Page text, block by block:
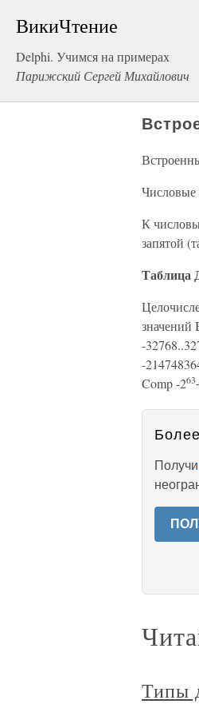
ВикиЧтение
Delphi. Учимся на примерах
Парижский Сергей Михайлович
К
запятой
Таблица
значений
-
-
Comp -263
Получи
Типы